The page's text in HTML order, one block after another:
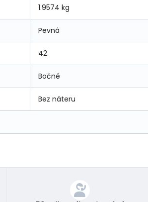
1.9574 kg
Pevná
42
Bočné
Bez náteru